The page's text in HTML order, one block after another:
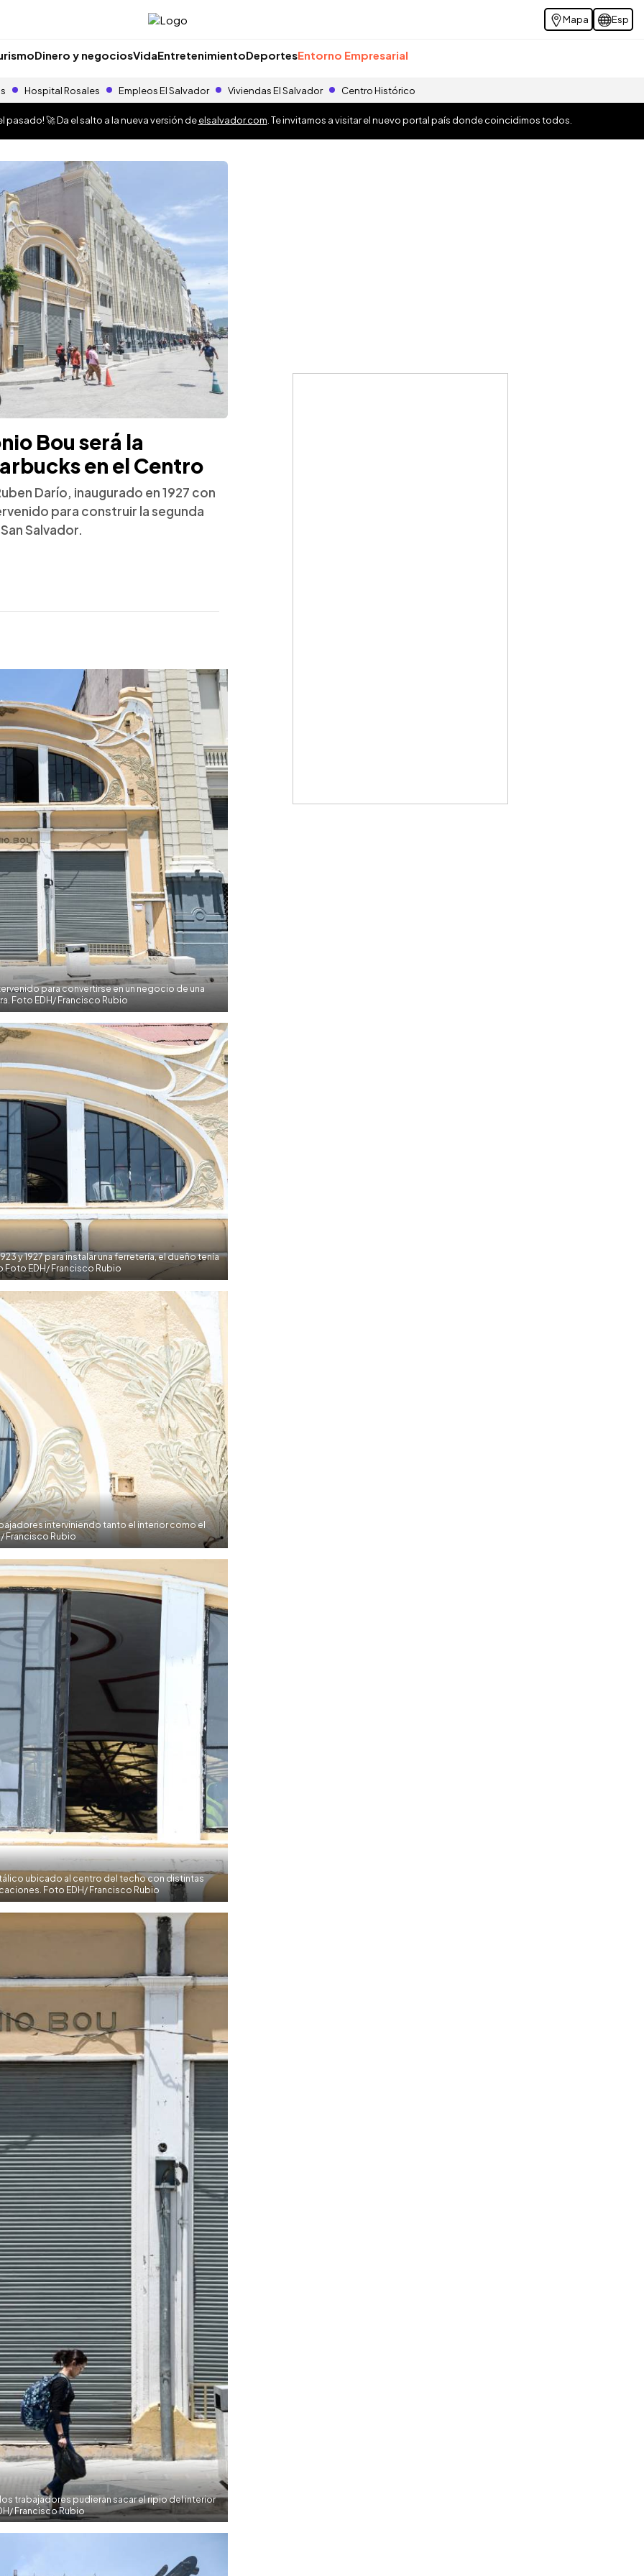
Mapa Esp
Dinero y negociosVidaEntretenimientoDeportesEntorno Empresarial
Hospital Rosales Empleos El Salvador Viviendas El Salvador Centro Histórico
pasado! 🚀 Da el salto a la nueva versión deelsalvador.com . Te invitamos a visitar el nuevo portal país donde coincidimos todos.
Bou será la
en el Centro
Darío, inaugurado en 1927 con
para construir la segunda
Salvador.
para convertirse en un negocio de una
Foto EDH/ Francisco Rubio
y 1927 para instalar una ferretería, el dueño tenía
EDH/ Francisco Rubio
interviniendo tanto el interior como el
Francisco Rubio
ubicado al centro del techo con distintas
Foto EDH/ Francisco Rubio
trabajadores pudieran sacar el ripio del interior
Francisco Rubio